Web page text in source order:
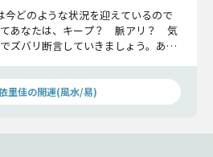
どのような状況を迎えているので
てあなたは、キープ？ 脈アリ？ 気
ズバリ断言していきましょう。あの
里佳の開運(風水/易)